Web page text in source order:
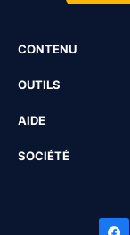
CONTENU
OUTILS
AIDE
SOCIÉTÉ